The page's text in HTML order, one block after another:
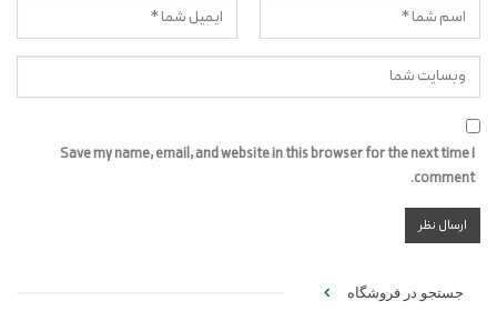
Save my name, email, and website in this browser for the next time I
comment.
جستجو در فروشگاه